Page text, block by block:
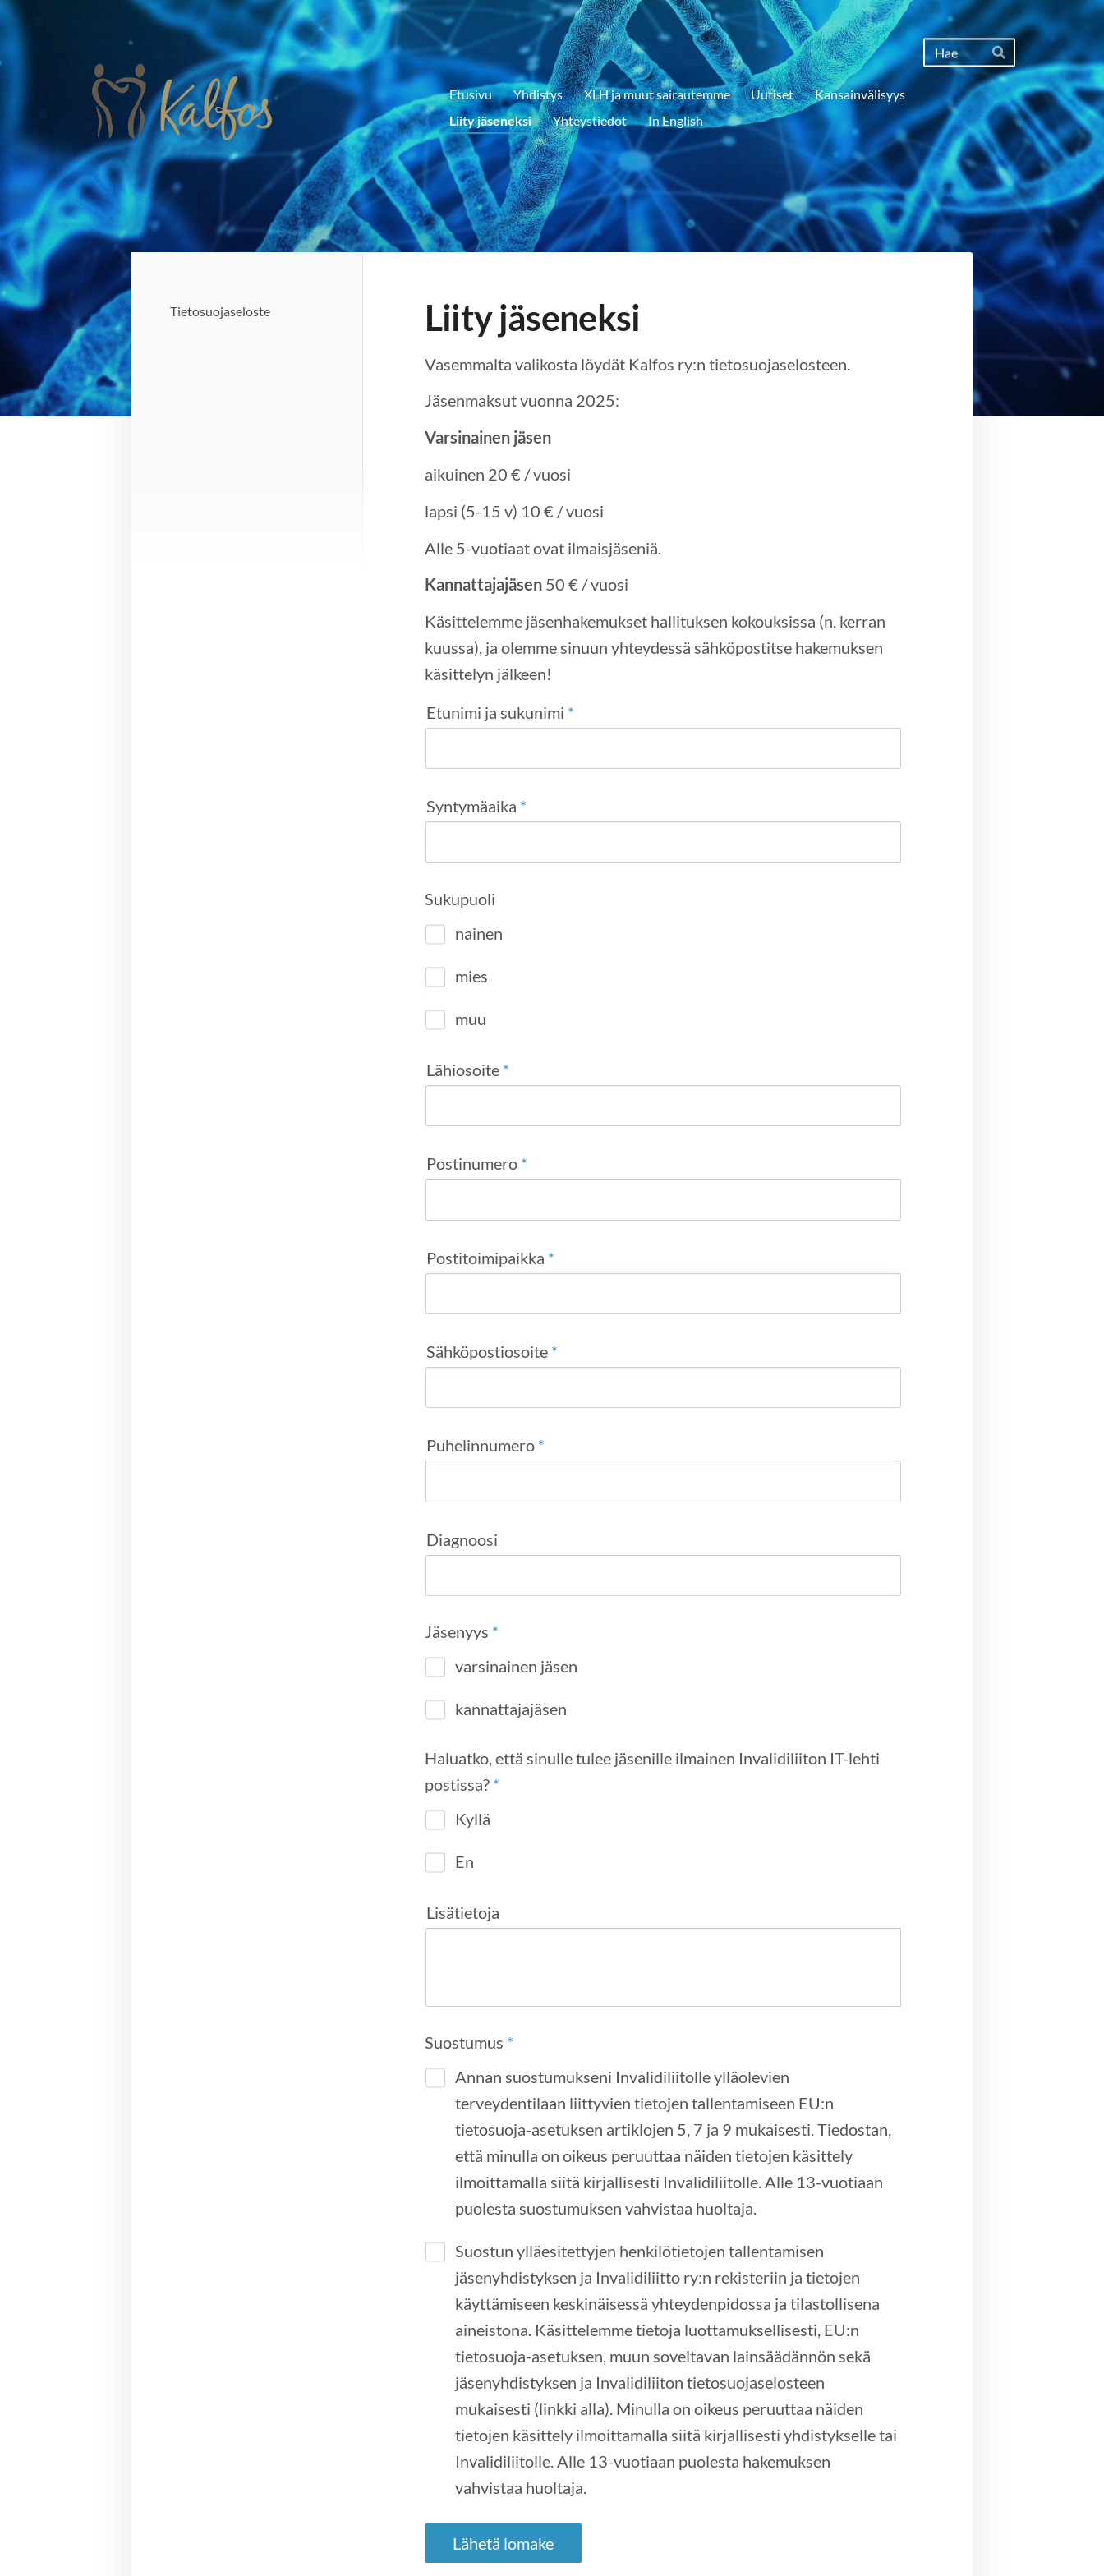
Siirry
Haku
Hae
Kalfos ry
Etusivu Yhdistys XLH ja muut sairautemme Uutiset
Kansainvälisyys
Liity jäseneksi
Yhteystiedot In English
Tietosuojaseloste Liity jäseneksi
Vasemmalta valikosta löydät Kalfos ry:n tietosuojaselosteen.
Jäsenmaksut vuonna 2025:
Varsinainen jäsen
aikuinen 20 € / vuosi
lapsi (5-15 v) 10 € / vuosi
Alle 5-vuotiaat ovat ilmaisjäseniä.
Kannattajajäsen 50 € / vuosi
Käsittelemme jäsenhakemukset hallituksen kokouksissa (n. kerran
kuussa), ja olemme sinuun yhteydessä sähköpostitse hakemuksen
käsittelyn jälkeen!
Etunimi ja sukunimi *
Syntymäaika *
Sukupuoli
nainen
mies
muu
Lähiosoite*
Postinumero*
Postitoimipaikka *
Sähköpostiosoite*
Puhelinnumero*
Diagnoosi
Jäsenyys *
varsinainen jäsen
kannattajajäsen
Haluatko, että sinulle tulee jäsenille ilmainen Invalidiliiton IT-lehti
postissa?*
Kyllä
En
Lisätietoja
Suostumus *
Annan suostumukseni Invalidiliitolle ylläolevien
terveydentilaan liittyvien tietojen tallentamiseen EU:n
tietosuoja-asetuksen artiklojen 5, 7 ja 9 mukaisesti. Tiedostan,
että minulla on oikeus peruuttaa näiden tietojen käsittely
ilmoittamalla siitä kirjallisesti Invalidiliitolle. Alle 13-vuotiaan
puolesta suostumuksen vahvistaa huoltaja.
Suostun ylläesitettyjen henkilötietojen tallentamisen
jäsenyhdistyksen ja Invalidiliitto ry:n rekisteriin ja tietojen
käyttämiseen keskinäisessä yhteydenpidossa ja tilastollisena
aineistona. Käsittelemme tietoja luottamuksellisesti, EU:n
tietosuoja-asetuksen, muun soveltavan lainsäädännön sekä
jäsenyhdistyksen ja Invalidiliiton tietosuojaselosteen
mukaisesti (linkki alla). Minulla on oikeus peruuttaa näiden
tietojen käsittely ilmoittamalla siitä kirjallisesti yhdistykselle tai
Invalidiliitolle. Alle 13-vuotiaan puolesta hakemuksen
vahvistaa huoltaja.
Lähetä lomake